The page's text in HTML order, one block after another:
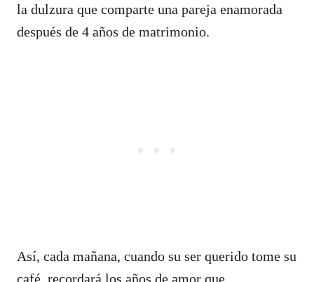
la dulzura que comparte una pareja enamorada
después de 4 años de matrimonio.
Así, cada mañana, cuando su ser querido tome su
café, recordará los años de amor que